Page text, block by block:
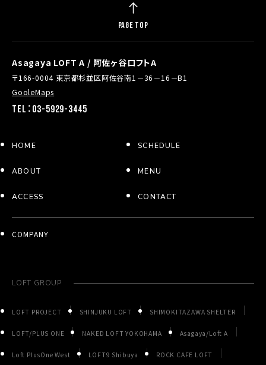
Asagaya LOFT A / 阿佐ヶ谷ロフトA
〒166-0004 東京都杉並区阿佐谷南1－36－16－B1
GooleMaps
TEL：03-5929-3445
HOME SCHEDULE
ABOUT MENU
ACCESS CONTACT
COMPANY
LOFT GROUP
LOFT PROJECT SHINJUKU LOFT SHIMOKITAZAWA SHELTER
LOFT/PLUS ONE NAKED LOFT YOKOHAMA Asagaya/Loft A
Loft PlusOne West LOFT9 Shibuya ROCK CAFE LOFT
PAGE TOP